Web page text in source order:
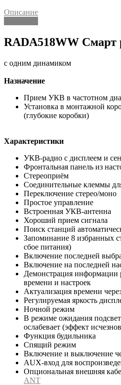
Описание
RADA518WW Смарт
с одним динамиком
Назначение
Прием УКВ в частотном
Установка в монтажной
(глубокие коробки)
Характеристики
УКВ-радио с дисплеем и
Фронтальная панель из
Стереоприём
Соединительные клеммы
Переключение стерео/моно
Простое управление
Встроенная УКВ-антенна
Хороший прием сигнала
Поиск станций
Запоминание 8 избранных
сбое питания)
Включение последней
Включение на последней
Демонстрация информации
времени и настроек
Актуализация времени
Регулируемая яркость
Ночной режим
В режиме ожидания
ослабевает (эффект
Функция будильника
Спящий режим
Включение и выключение
AUX-вход для
Опциональная внешняя
ANT